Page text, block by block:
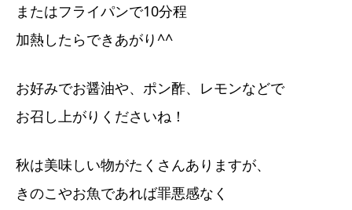
またはフライパンで10分程
加熱したらできあがり^^
お好みでお醤油や、ポン酢、レモンなどで
お召し上がりくださいね！
秋は美味しい物がたくさんありますが、
きのこやお魚であれば罪悪感なく